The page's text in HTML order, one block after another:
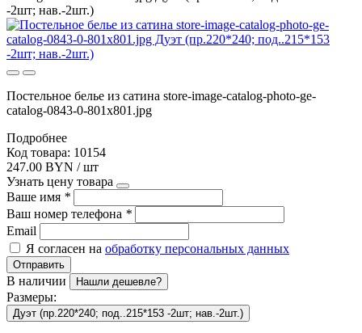
-2шт; нав.-2шт.)
Постельное белье из сатина store-image-catalog-photo-ge-
catalog-0843-0-801x801.jpg
Подробнее
Код товара: 10154
247.00 BYN / шт
Узнать цену товара
Ваше имя *
Ваш номер телефона *
Email
Я согласен на обработку персональных данных
Отправить
В наличии Нашли дешевле?
Размеры:
Дуэт (пр.220*240; под..215*153 -2шт; нав.-2шт.)